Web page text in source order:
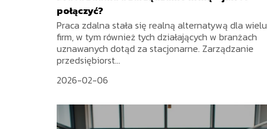
połączyć?
Praca zdalna stała się realną alternatywą dla wielu
firm, w tym również tych działających w branżach
uznawanych dotąd za stacjonarne. Zarządzanie
przedsiębiorst...
2026-02-06